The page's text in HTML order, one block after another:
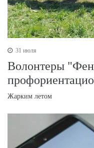
31 июля
Волонтеры
Жарким летом